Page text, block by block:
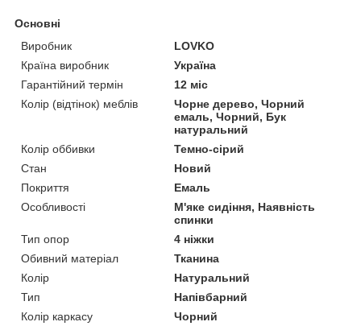
Основні
Виробник
LOVKO
Країна виробник
Україна
Гарантійний термін
12 міс
Колір (відтінок) меблів
Чорне дерево, Чорний
емаль, Чорний, Бук
натуральний
Колір оббивки
Темно-сірий
Стан
Новий
Покриття
Емаль
Особливості
М'яке сидіння, Наявність
спинки
Тип опор
4 ніжки
Обивний матеріал
Тканина
Колір
Натуральний
Тип
Напівбарний
Колір каркасу
Чорний